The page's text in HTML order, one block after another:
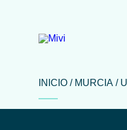
INICIO MURCIA